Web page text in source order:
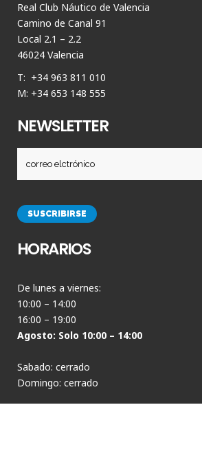
Real Club Náutico de Valencia
Camino de Canal 91
Local 2.1 – 2.2
46024 Valencia
T: +34 963 811 010
M: +34 653 148 555
NEWSLETTER
HORARIOS
De lunes a viernes:
10:00 – 14:00
16:00 – 19:00
Agosto: Solo 10:00 – 14:00
Sabado: cerrado
Domingo: cerrado